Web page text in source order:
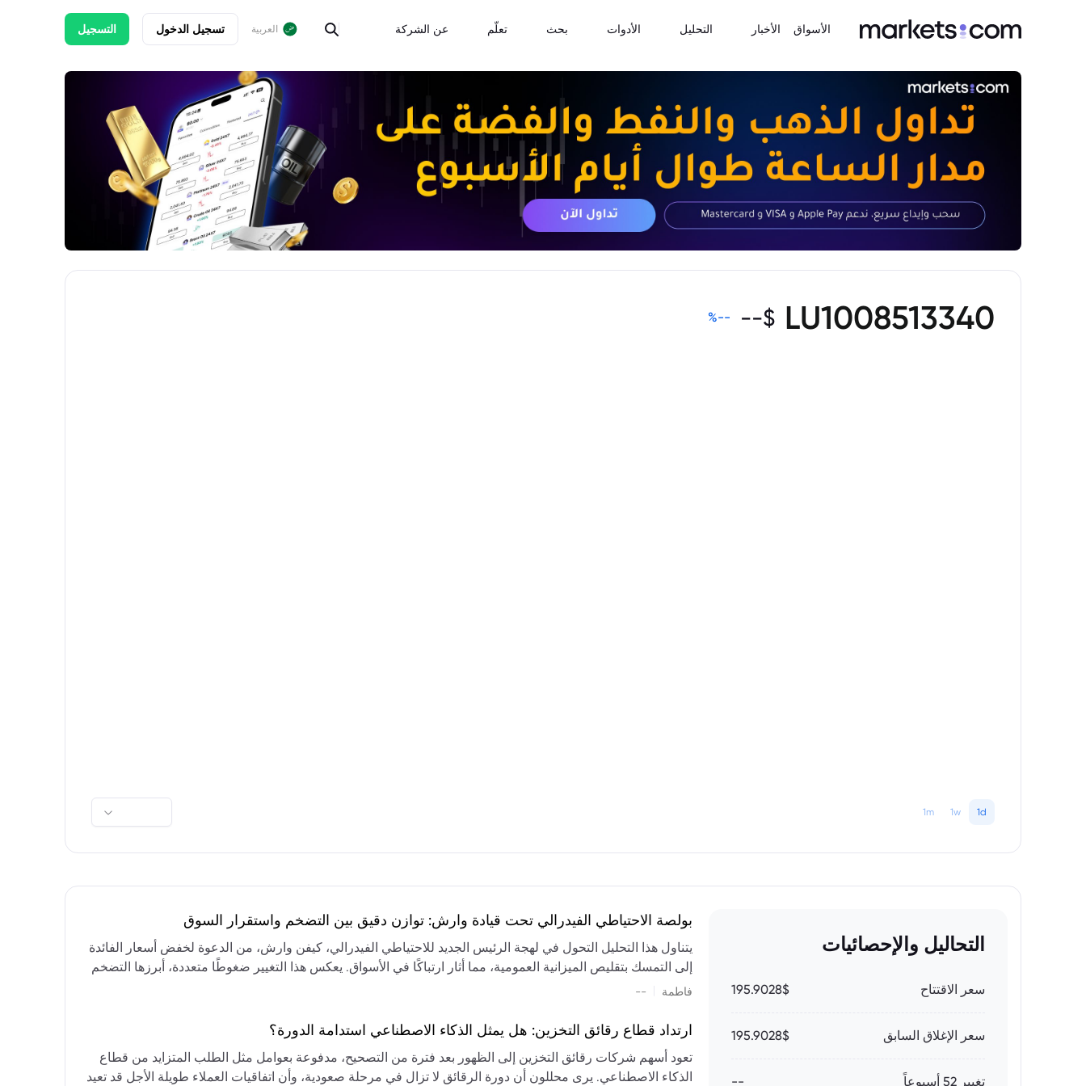
الأسواق الأخبار التحليل الأدوات بحث تعلّم عن الشركة العربية تسجيل الدخول التسجيل
LU1008513340
$
--
--
%
1d
1w
1m
التحاليل والإحصائيات
سعر الاقتتاح 195.9028$
سعر الإغلاق السابق 195.9028$
تغيير 52 أسبوعاً --
بولصة الاحتياطي الفيدرالي تحت قيادة وارش: توازن دقيق بين التضخم واستقرار السوق
يتناول هذا التحليل التحول في لهجة الرئيس الجديد للاحتياطي الفيدرالي، كيفن وارش، من الدعوة لخفض أسعار الفائدة
إلى التمسك بتقليص الميزانية العمومية، مما أثار ارتباكًا في الأسواق. يعكس هذا التغيير ضغوطًا متعددة، أبرزها التضخم
المستمر، والعجز المالي الكبير، والتوترات الجيوسياسية في الشرق الأوسط، التي تقيد خيارات خفض الفائدة أو خفض
وتجنب التدابير الاستفزازية التي قد تزعزع استقرار السوق.
فاطمة --
ارتداد قطاع رقائق التخزين: هل يمثل الذكاء الاصطناعي استدامة الدورة؟
تعود أسهم شركات رقائق التخزين إلى الظهور بعد فترة من التصحيح، مدفوعة بعوامل مثل الطلب المتزايد من قطاع
الذكاء الاصطناعي. يرى محللون أن دورة الرقائق لا تزال في مرحلة صعودية، وأن اتفاقيات العملاء طويلة الأجل قد تعيد